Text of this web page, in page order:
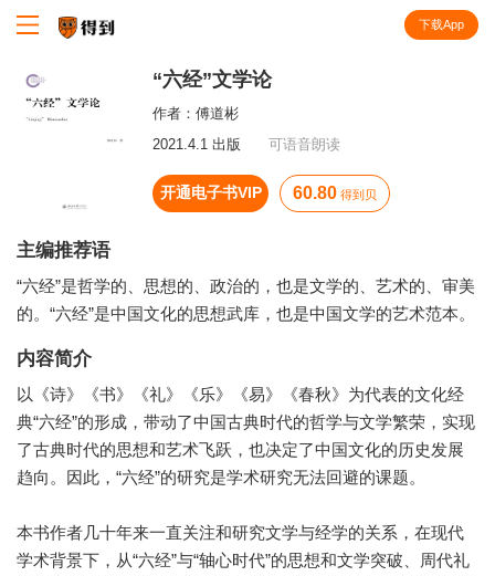
下载App
“六经”文学论
作者： 傅道彬
2021.4.1 出版
可语音朗读
开通电子书VIP 60.80 得到贝
主编推荐语
“六经”是哲学的、思想的、政治的，也是文学的、艺术的、审美
的。“六经”是中国文化的思想武库，也是中国文学的艺术范本。
内容简介
以《诗》《书》《礼》《乐》《易》《春秋》为代表的文化经
典“六经”的形成，带动了中国古典时代的哲学与文学繁荣，实现
了古典时代的思想和艺术飞跃，也决定了中国文化的历史发展
趋向。因此，“六经”的研究是学术研究无法回避的课题。
本书作者几十年来一直关注和研究文学与经学的关系，在现代
学术背景下，从“六经”与“轴心时代”的思想和文学突破、周代礼